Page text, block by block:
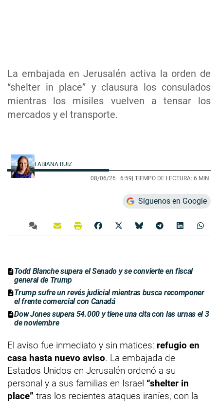
La embajada en Jerusalén activa la orden de
“shelter in place” y clausura los consulados
mientras los misiles vuelven a tensar los
mercados y el transporte.
FABIANA RUIZ
08/06/26 | 6:59| TIEMPO DE LECTURA: 6 MIN.
Síguenos en Google
Todd Blanche supera el Senado y se convierte en fiscal
general de Trump
Trump sufre un revés judicial mientras busca recomponer
el frente comercial con Canadá
Dow Jones supera 54.000 y tiene una cita con las urnas el 3
de noviembre
El aviso fue inmediato y sin matices: refugio en
casa hasta nuevo aviso. La embajada de
Estados Unidos en Jerusalén ordenó a su
personal y a sus familias en Israel “shelter in
place” tras los recientes ataques iraníes, con la